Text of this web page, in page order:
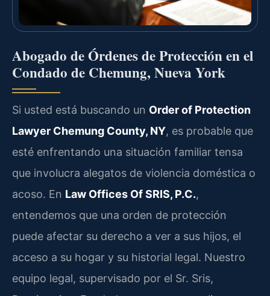
Abogado de Órdenes de Protección en el
Condado de Chemung, Nueva York
Si usted está buscando un Order of Protection
Lawyer Chemung County, NY, es probable que
esté enfrentando una situación familiar tensa
que involucra alegatos de violencia doméstica o
acoso. En Law Offices Of SRIS, P.C.,
entendemos que una orden de protección
puede afectar su derecho a ver a sus hijos, el
acceso a su hogar y su historial legal. Nuestro
equipo legal, supervisado por el Sr. Sris,